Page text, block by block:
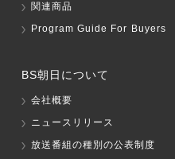
関連商品
Program Guide For Buyers
BS朝日について
会社概要
ニュースリリース
放送番組の種別の公表制度